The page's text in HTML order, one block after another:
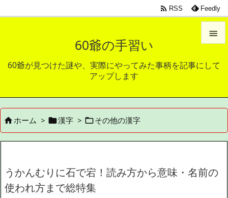
60爺の手習い
60爺が見つけた謎や、実際にやってみた事柄を記事にして
アップします

メニュ
サイド



 RSS Feedly
ホーム > 漢字 > その他の漢字
うかんむりに石で宕！読み方から意味・名前の
使われ方まで総特集